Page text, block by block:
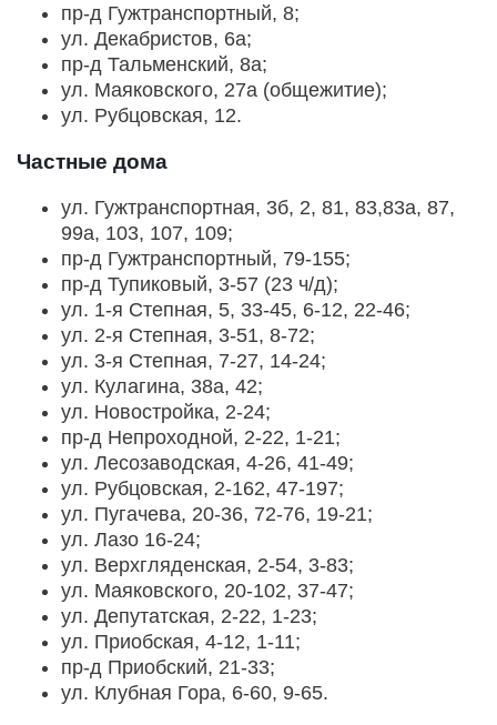
пр-д Гужтранспортный, 8;
ул. Декабристов, 6а;
пр-д Тальменский, 8а;
ул. Маяковского, 27а (общежитие);
ул. Рубцовская, 12.
Частные дома
ул. Гужтранспортная, 3б, 2, 81, 83,83а, 87,
99а, 103, 107, 109;
пр-д Гужтранспортный, 79-155;
пр-д Тупиковый, 3-57 (23 ч/д);
ул. 1-я Степная, 5, 33-45, 6-12, 22-46;
ул. 2-я Степная, 3-51, 8-72;
ул. 3-я Степная, 7-27, 14-24;
ул. Кулагина, 38а, 42;
ул. Новостройка, 2-24;
пр-д Непроходной, 2-22, 1-21;
ул. Лесозаводская, 4-26, 41-49;
ул. Рубцовская, 2-162, 47-197;
ул. Пугачева, 20-36, 72-76, 19-21;
ул. Лазо 16-24;
ул. Верхгляденская, 2-54, 3-83;
ул. Маяковского, 20-102, 37-47;
ул. Депутатская, 2-22, 1-23;
ул. Приобская, 4-12, 1-11;
пр-д Приобский, 21-33;
ул. Клубная Гора, 6-60, 9-65.